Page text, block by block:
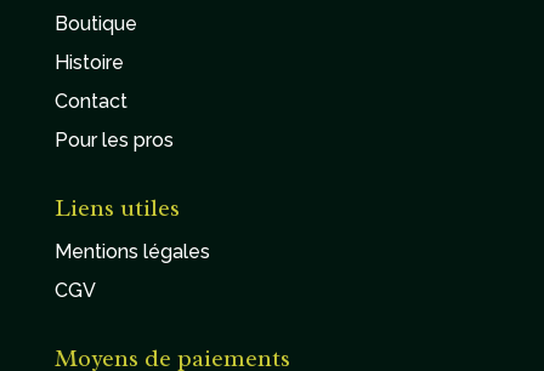
Boutique
Histoire
Contact
Pour les pros
Liens utiles
Mentions légales
CGV
Moyens de paiements